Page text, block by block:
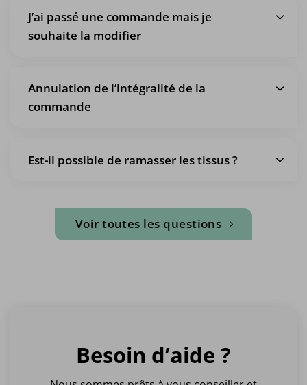
J’ai passé une commande mais je
souhaite la modifier
Annulation de l’intégralité de la
commande
Est-il possible de ramasser les tissus ?
Voir toutes les questions
Besoin d’aide ?